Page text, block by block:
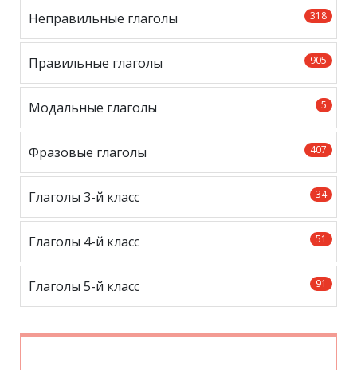
318
Неправильные глаголы
905
Правильные глаголы
5
Модальные глаголы
407
Фразовые глаголы
34
Глаголы 3-й класс
51
Глаголы 4-й класс
91
Глаголы 5-й класс